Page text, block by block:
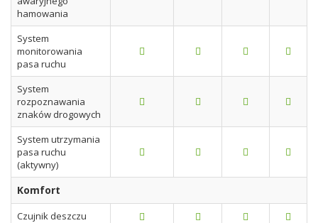
hamowania
System
monitorowania
pasa ruchu
System
rozpoznawania
znaków drogowych
System utrzymania
pasa ruchu
(aktywny)
Komfort
Czujnik deszczu